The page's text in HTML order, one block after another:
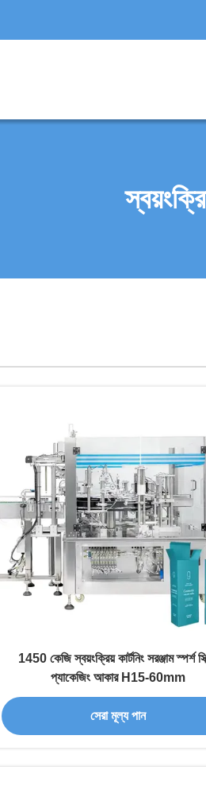
1450 কেজি স্বয়ংক্রিয় কার্টনিং সরঞ্জাম স্পর্শ
প্যাকেজিং আকার H15-60mm
সেরা মূল্য পান